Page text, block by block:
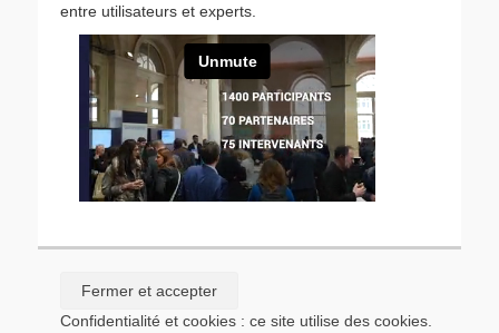
entre utilisateurs et experts.
Confidentialité et cookies : ce site utilise des cookies.